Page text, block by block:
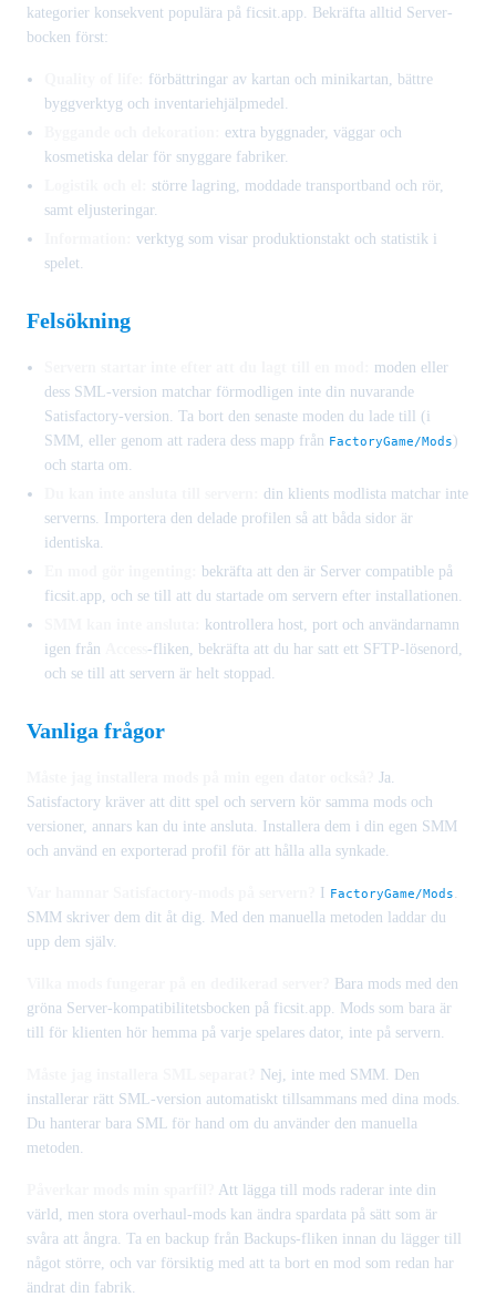
kategorier konsekvent populära på ficsit.app. Bekräfta alltid Server-
bocken först:
förbättringar av kartan och minikartan, bättre
byggverktyg och inventariehjälpmedel.
extra byggnader, väggar och
kosmetiska delar för snyggare fabriker.
större lagring, moddade transportband och rör,
samt eljusteringar.
verktyg som visar produktionstakt och statistik i
spelet.
Felsökning
moden eller
dess SML-version matchar förmodligen inte din nuvarande
Satisfactory-version. Ta bort den senaste moden du lade till (i
SMM, eller genom att radera dess mapp från FactoryGame/Mods)
och starta om.
din klients modlista matchar inte
serverns. Importera den delade profilen så att båda sidor är
identiska.
bekräfta att den är Server compatible på
ficsit.app, och se till att du startade om servern efter installationen.
kontrollera host, port och användarnamn
igen från
-fliken, bekräfta att du har satt ett SFTP-lösenord,
och se till att servern är helt stoppad.
Vanliga frågor
Ja.
Satisfactory kräver att ditt spel och servern kör samma mods och
versioner, annars kan du inte ansluta. Installera dem i din egen SMM
och använd en exporterad profil för att hålla alla synkade.
I FactoryGame/Mods
SMM skriver dem dit åt dig. Med den manuella metoden laddar du
upp dem själv.
Bara mods med den
gröna Server-kompatibilitetsbocken på ficsit.app. Mods som bara är
till för klienten hör hemma på varje spelares dator, inte på servern.
Nej, inte med SMM. Den
installerar rätt SML-version automatiskt tillsammans med dina mods.
Du hanterar bara SML för hand om du använder den manuella
metoden.
Att lägga till mods raderar inte din
värld, men stora overhaul-mods kan ändra spardata på sätt som är
svåra att ångra. Ta en backup från Backups-fliken innan du lägger till
något större, och var försiktig med att ta bort en mod som redan har
ändrat din fabrik.